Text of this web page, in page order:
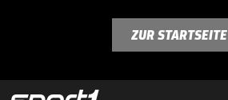
ZUR STARTSEITE